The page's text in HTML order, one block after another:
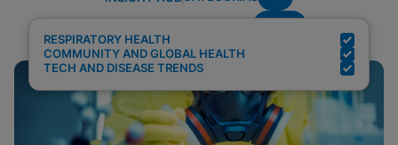
RESPIRATORY HEALTH
COMMUNITY AND GLOBAL HEALTH
TECH AND DISEASE TRENDS